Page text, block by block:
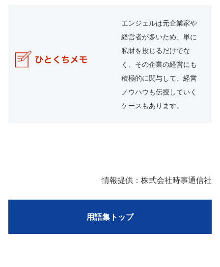
エンジェルは元企業家や
経営者が多いため、単に
私財を投じるだけでな
く、その企業の経営にも
積極的に関与して、経営
ノウハウも伝授していく
ケースもあります。
情報提供：株式会社時事通信社
用語集トップ